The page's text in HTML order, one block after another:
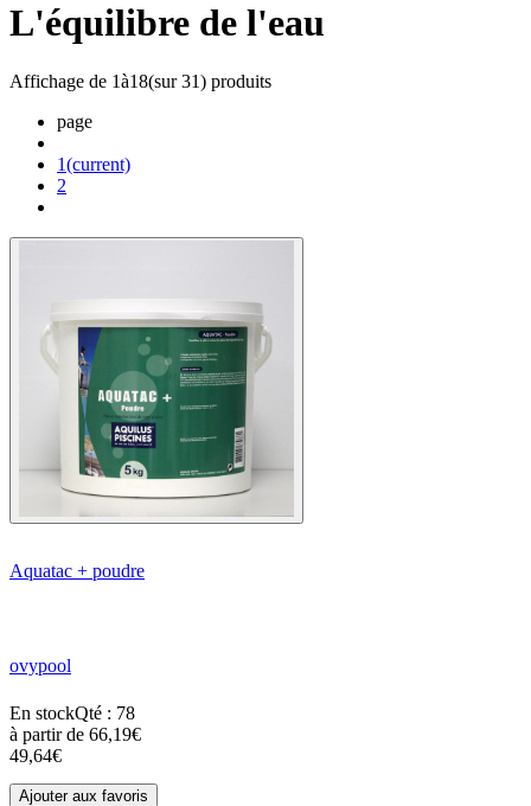
L'équilibre de l'eau
Affichage de 1à18(sur31) produits
page
1(current)
2
Aquatac + poudre
ovypool
En stockQté : 78
à partir de 66,19€
49,64€
Ajouter aux favoris